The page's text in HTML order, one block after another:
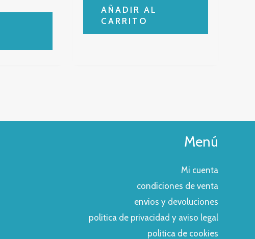
AÑADIR AL
CARRITO
Menú
Mi cuenta
condiciones de venta
envios y devoluciones
politica de privacidad y aviso legal
politica de cookies